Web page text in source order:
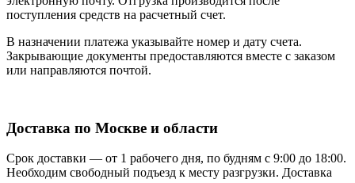
поступления средств на расчетный счет.
В назначении платежа указывайте номер и дату счета.
Закрывающие документы предоставляются вместе с заказом
или направляются почтой.
Доставка по Москве и области
Срок доставки — от 1 рабочего дня, по будням с 9:00 до 18:00.
Необходим свободный подъезд к месту разгрузки. Доставка